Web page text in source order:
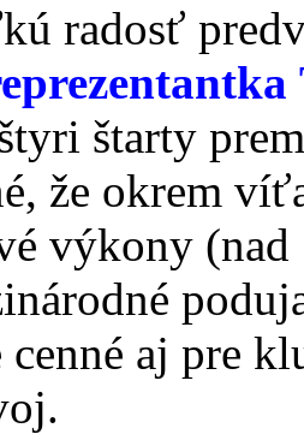
radosť
štarty
že okrem
výkony
aj pre